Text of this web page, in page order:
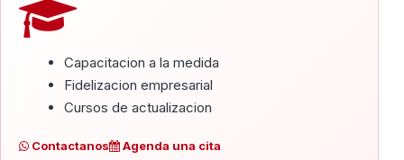
Capacitacion a la medida
Fidelizacion empresarial
Cursos de actualizacion
Contactanos Agenda una cita